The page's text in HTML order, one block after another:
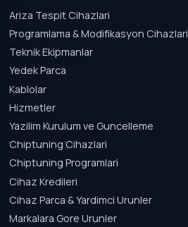
Ariza Tespit Cihazlari
Programlama & Modifikasyon Cihazlari
Teknik Ekipmanlar
Yedek Parca
Kablolar
Hizmetler
Yazilim Kurulum ve Guncelleme
Chiptuning Cihazlari
Chiptuning Programlari
Cihaz Kredileri
Cihaz Parca & Yardimci Urunler
Markalara Gore Urunler